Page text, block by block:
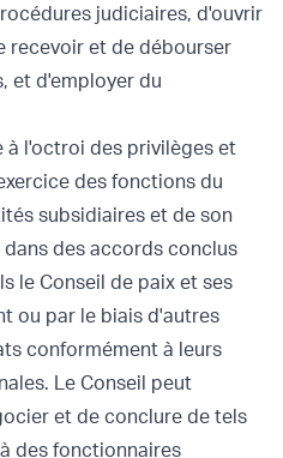
judiciaires, d'ouvrir
recevoir et de débourser
et d'employer du
à l'octroi des privilèges et
des fonctions du
subsidiaires et de son
des accords conclus
le Conseil de paix et ses
ou par le biais d'autres
conformément à leurs
Le Conseil peut
et de conclure de tels
des fonctionnaires